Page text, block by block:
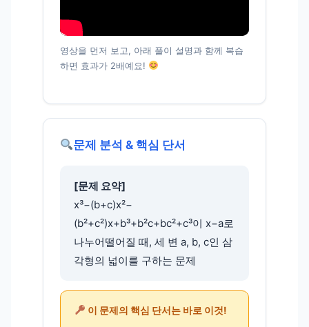
영상을 먼저 보고, 아래 풀이 설명과 함께 복습
하면 효과가 2배예요!
문제 분석 & 핵심 단서
[문제 요약]
x³−(b+c)x²−
(b²+c²)x+b³+b²c+bc²+c³이 x−a로
나누어떨어질 때, 세 변 a, b, c인 삼
각형의 넓이를 구하는 문제
이 문제의 핵심 단서는 바로 이것!